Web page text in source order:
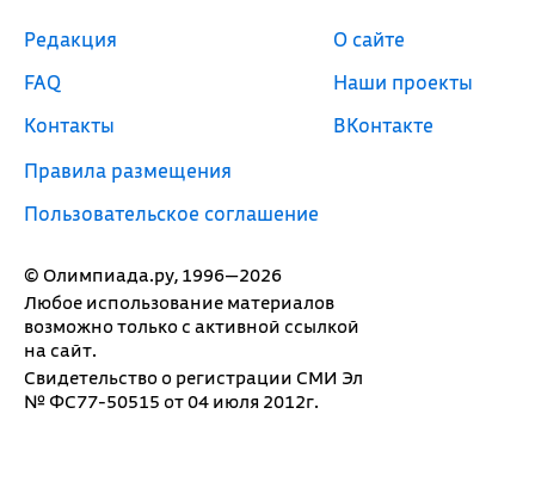
© Олимпиада.ру, 1996—2026
Любое использование материалов
возможно только с активной ссылкой
на сайт.
Свидетельство о регистрации СМИ Эл
№ ФС77-50515 от 04 июля 2012г.
Редакция
FAQ
Контакты
Правила размещения
Пользовательское соглашение
О сайте
Наши проекты
ВКонтакте